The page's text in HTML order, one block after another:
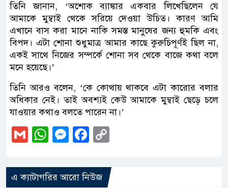
তিনি জানান, ‘অশোক ব্যাঙ্কার একবার লিখেছিলেন যে
আমাকে মুম্বাই থেকে সরিয়ে দেওয়া উচিত। কারণ আমি
এখানে বাস করা মানে নাকি সমস্ত মানুষের জন্য হুমকি এবং
বিপদ। এটা শোনা শুধুমাত্র আমার কাছে কুরুচিপূর্ণই ছিল না,
একই সাথে নিজের সম্পর্কে শোনা সব থেকে বাজে কথা বলে
মনে হয়েছে।’
তিনি আরও বলেন, ‘কে কোথায় থাকবে এটা কারোর বলার
অধিকার নেই। তাই অবশ্যই কেউ আমাকে মুম্বাই ছেড়ে চলে
যাওয়ার কথাও বলতে পারেন না।’
GmailWhatsApp
Messenger
Facebook
এ ক্যাটাগরির আরো নিউজ